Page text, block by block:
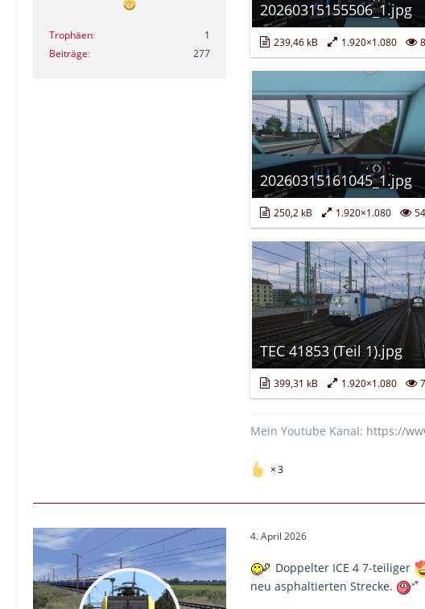
Trophäen
1
Beiträge
277
20260315155506_1.jpg
239,46 kB 1.920×1.080
20260315161045_1.jpg
250,2 kB 1.920×1.080 54
TEC 41853 (Teil 1).jpg
399,31 kB 1.920×1.080
Mein Youtube Kanal: https://
3
4. April 2026
Doppelter ICE 4 7-teiliger
neu asphaltierten Strecke.